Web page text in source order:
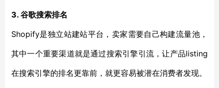
3. 谷歌搜索排名
Shopify是独立站建站平台，卖家需要自己构建流量池，
其中一个重要渠道就是通过搜索引擎引流，让产品listing
在搜索引擎的排名更靠前，就更容易被潜在消费者发现。